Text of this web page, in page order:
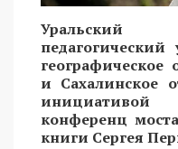
Уральский
педагогический
географическое
и Сахалинское
инициативой
конференц
книги Сергея